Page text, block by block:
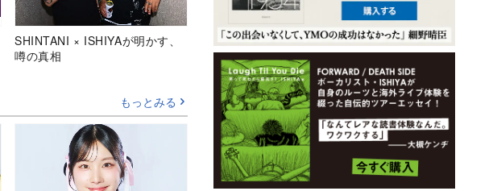
SHINTANI × ISHIYAが明かす、
噂の真相
もっとみる